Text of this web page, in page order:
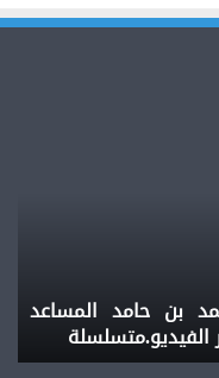
بن حامد المساعد
الفيديو.متسلسلة